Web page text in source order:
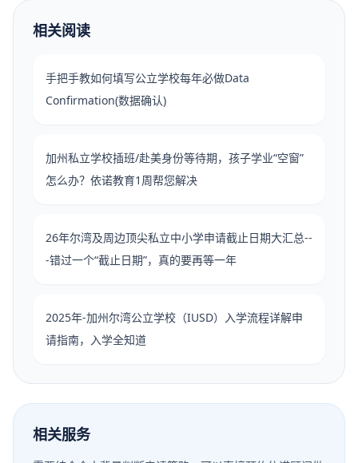
相关阅读
手把手教如何填写公立学校每年必做Data
Confirmation(数据确认)
加州私立学校插班/赴美身份等待期，孩子学业“空窗”
怎么办？依诺教育1周帮您解决
26年尔湾及周边顶尖私立中小学申请截止日期大汇总--
-错过一个“截止日期”，真的要再等一年
2025年-加州尔湾公立学校（IUSD）入学流程详解申
请指南，入学全知道
相关服务